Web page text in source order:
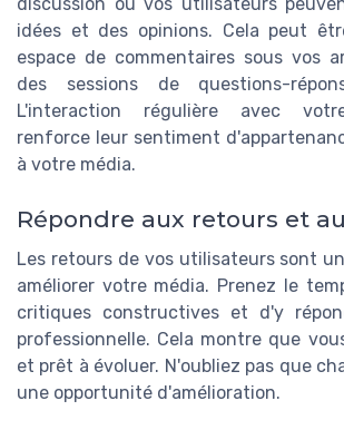
idées et des opinions. Cela peut
espace de commentaires sous vos
des sessions de questions-
L'interaction régulière avec
renforce leur sentiment
à votre média.
Répondre aux retours et
Les retours de vos utilisateurs sont
améliorer votre média. Prenez le
critiques constructives et d'y
professionnelle. Cela montre que
et prêt à évoluer. N'oubliez pas que
une opportunité d'amélioration.